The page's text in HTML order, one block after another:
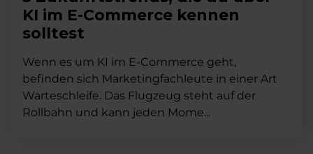
KI im E-Commerce kennen
solltest
Wenn es um KI im E-Commerce geht,
befinden sich Marketingfachleute in einer Art
Warteschleife. Das Flugzeug steht auf der
Rollbahn und kann jeden Mome...